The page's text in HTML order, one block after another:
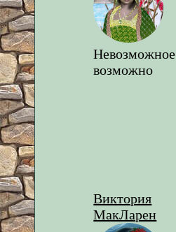
Невозможное
возможно
Виктория
МакЛарен